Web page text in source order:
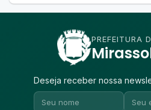
PREFEITURA
Deseja receber nossa